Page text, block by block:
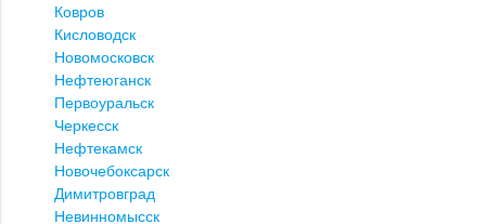
Ковров
Кисловодск
Новомосковск
Нефтеюганск
Первоуральск
Черкесск
Нефтекамск
Новочебоксарск
Димитровград
Невинномысск